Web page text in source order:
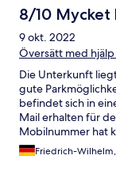
8/10 Mycket
9 okt. 2022
Översätt med
Die Unterkunft
gute
befindet sich in
Mail erhalten für
Mobilnummer hat
Wohnung ist
die Sauberkeit geht
Friedrich-Wilhelm,